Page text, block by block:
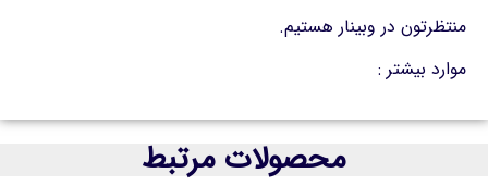
منتظرتون در وبینار هستیم.
موارد بیشتر :
محصولات مرتبط